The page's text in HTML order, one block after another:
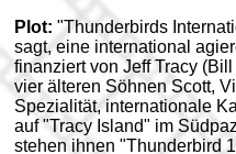
Plot: "Thunderbirds
sagt, eine international
finanziert von Jeff Tracy
vier älteren Söhnen Scott,
Spezialität, internationale
auf "Tracy Island" im
stehen ihnen "Thunderbird